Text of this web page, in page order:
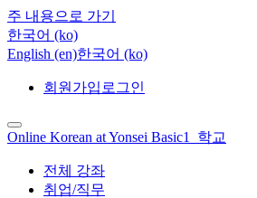
주 내용으로 가기
한국어 ‎(ko)‎
English ‎(en)‎한국어 ‎(ko)‎
회원가입 로그인
Online Korean at Yonsei Basic1_학교
전체 강좌
취업/직무